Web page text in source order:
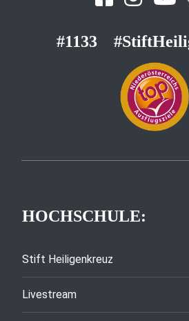
#1133
HOCHSCHULE:
Stift Heiligenkreuz
Livestream